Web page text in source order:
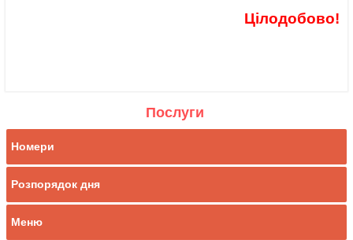
Цілодобово!
Послуги
Номери
Розпорядок дня
Меню